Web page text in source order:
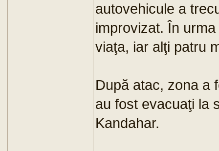
autovehicule a
improvizat. În
viaţa, iar alţi patru
După atac, zona a
au fost evacuaţi la
Kandahar.